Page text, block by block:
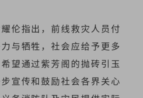
伦指出，前线救灾人员付
与牺牲，社会应给予更多
望通过紫芳阁的抛砖引玉
宣传和鼓励社会各界关心